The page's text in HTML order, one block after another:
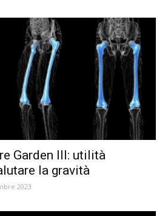
Garden III: utilità
la gravità
2023